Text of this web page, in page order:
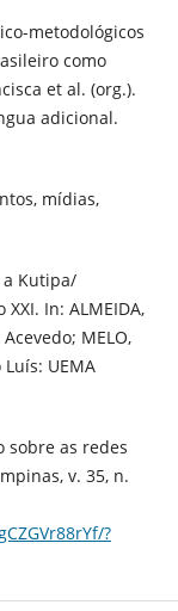
metodológicos
como
et al. (org.).
adicional.
mídias,
a Kutipa/
In: ALMEIDA,
MELO,
UEMA
sobre as redes
v. 35, n.
?